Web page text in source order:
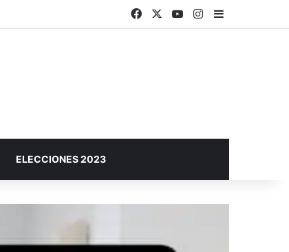
FacebookYouTubeInstagram
Barra lateral
ELECCIONES 2023